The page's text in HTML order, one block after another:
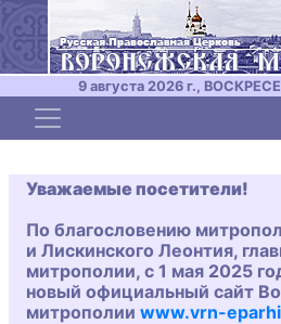
9 августа 2026 г.,
Toggle navigation
Уважаемые посетители!
По благословению
и Лискинского Леонтия,
митрополии, с 1 мая 2025
новый официальный сайт
митрополии www.vrn-